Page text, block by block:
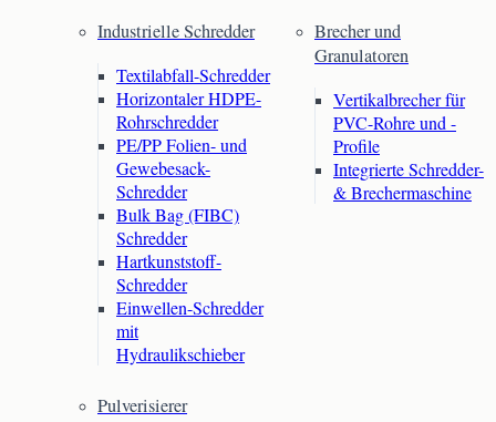
Industrielle Schredder
Textilabfall-Schredder
Horizontaler HDPE-
Rohrschredder
PE/PP Folien- und
Gewebesack-
Schredder
Bulk Bag (FIBC)
Schredder
Hartkunststoff-
Schredder
Einwellen-Schredder
mit
Hydraulikschieber
Brecher und
Granulatoren
Vertikalbrecher für
PVC-Rohre und -
Profile
Integrierte Schredder-
& Brechermaschine
Pulverisierer